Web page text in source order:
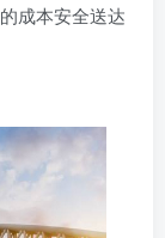
成本安全送达